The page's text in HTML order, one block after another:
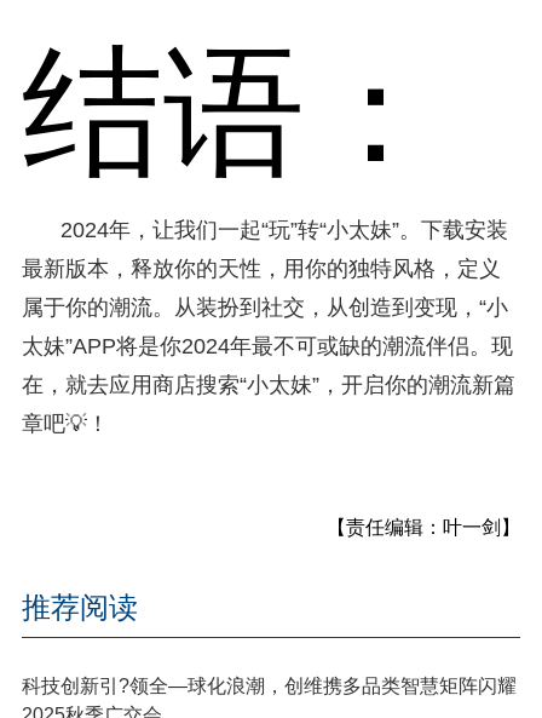
结语：
2024年，让我们一起“玩”转“小太妹”。下载安装
最新版本，释放你的天性，用你的独特风格，定义
属于你的潮流。从装扮到社交，从创造到变现，“小
太妹”APP将是你2024年最不可或缺的潮流伴侣。现
在，就去应用商店搜索“小太妹”，开启你的潮流新篇
章吧💡！
【责任编辑：叶一剑】
推荐阅读
科技创新引?领全—球化浪潮，创维携多品类智慧矩阵闪耀